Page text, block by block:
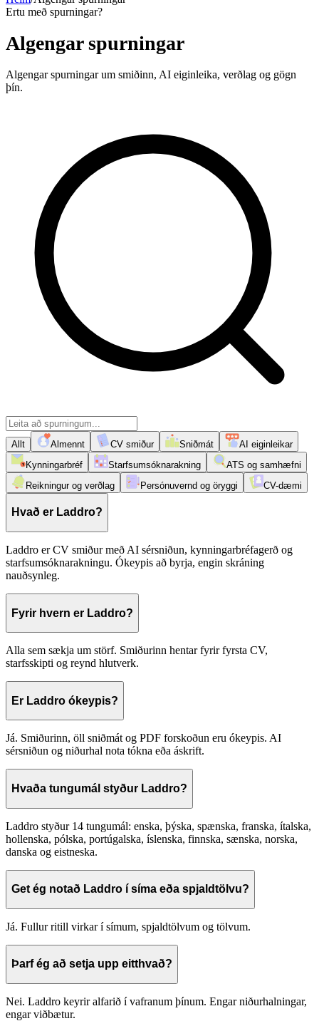
Ertu með spurningar?
Algengar spurningar
Algengar spurningar um smiðinn, AI eiginleika, verðlag og gögn
þín.
Allt Almennt CV smiður Sniðmát
AI eiginleikar
Kynningarbréf
Starfsumsóknarakning
ATS og samhæfni
Reikningur og verðlag
Persónuvernd og öryggi CV-dæmi
Hvað er Laddro?
Laddro er CV smiður með AI sérsniðun, kynningarbréfagerð og
starfsumsóknarakningu. Ókeypis að byrja, engin skráning
nauðsynleg.
Fyrir hvern er Laddro?
Alla sem sækja um störf. Smiðurinn hentar fyrir fyrsta CV,
starfsskipti og reynd hlutverk.
Er Laddro ókeypis?
Já. Smiðurinn, öll sniðmát og PDF forskoðun eru ókeypis. AI
sérsniðun og niðurhal nota tókna eða áskrift.
Hvaða tungumál styður Laddro?
Laddro styður 14 tungumál: enska, þýska, spænska, franska, ítalska,
hollenska, pólska, portúgalska, íslenska, finnska, sænska, norska,
danska og eistneska.
Get ég notað Laddro í síma eða spjaldtölvu?
Já. Fullur ritill virkar í símum, spjaldtölvum og tölvum.
Þarf ég að setja upp eitthvað?
Nei. Laddro keyrir alfarið í vafranum þínum. Engar niðurhalningar,
engar viðbætur.